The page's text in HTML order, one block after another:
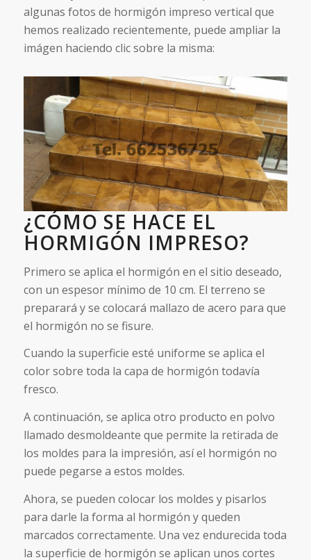
algunas fotos de hormigón impreso vertical que
hemos realizado recientemente, puede ampliar la
imágen haciendo clic sobre la misma:
¿CÓMO SE HACE EL
HORMIGÓN IMPRESO?
Primero se aplica el hormigón en el sitio deseado,
con un espesor mínimo de 10 cm. El terreno se
preparará y se colocará mallazo de acero para que
el hormigón no se fisure.
Cuando la superficie esté uniforme se aplica el
color sobre toda la capa de hormigón todavía
fresco.
A continuación, se aplica otro producto en polvo
llamado desmoldeante que permite la retirada de
los moldes para la impresión, así el hormigón no
puede pegarse a estos moldes.
Ahora, se pueden colocar los moldes y pisarlos
para darle la forma al hormigón y queden
marcados correctamente. Una vez endurecida toda
la superficie de hormigón se aplican unos cortes